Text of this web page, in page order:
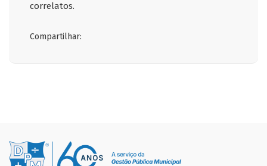
correlatos.
Compartilhar: